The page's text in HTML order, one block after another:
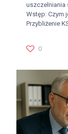
uszczelniania
Wstęp: Czym
Przybliżenie
0